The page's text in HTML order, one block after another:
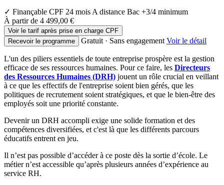
✓ Finançable CPF 24 mois A distance Bac +3/4 minimum
À partir de 4 499,00 €
Voir le tarif après prise en charge CPF
Recevoir le programme
Gratuit · Sans engagement Voir le détail
L'un des piliers essentiels de toute entreprise prospère est la gestion
efficace de ses ressources humaines. Pour ce faire, les Directeurs
des Ressources Humaines (DRH) jouent un rôle crucial en veillant
à ce que les effectifs de l'entreprise soient bien gérés, que les
politiques de recrutement soient stratégiques, et que le bien-être des
employés soit une priorité constante.
Devenir un DRH accompli exige une solide formation et des
compétences diversifiées, et c'est là que les différents parcours
éducatifs entrent en jeu.
Il n’est pas possible d’accéder à ce poste dès la sortie d’école. Le
métier n’est accessible qu’après plusieurs années d’expérience au
service RH.